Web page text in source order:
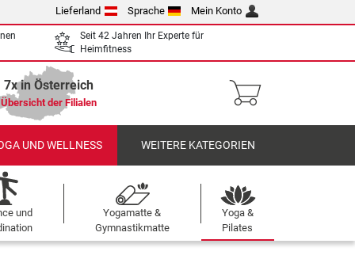
Lieferland Sprache Mein Konto
Seit 42 Jahren Ihr Experte für
Heimfitness
7x in Österreich
Übersicht der Filialen
UND WELLNESS WEITERE KATEGORIEN
und
Yogamatte &
Gymnastikmatte
Yoga &
Pilates